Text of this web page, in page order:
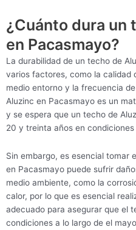
¿Cuánto dura un
en Pacasmayo?
La durabilidad de un techo de
varios factores, como la calidad
medio entorno y la frecuencia
Aluzinc en Pacasmayo es un
y se espera que un techo de
20 y treinta años en condiciones
Sin embargo, es esencial tomar
en Pacasmayo puede sufrir
medio ambiente, como la
calor, por lo que es esencial
adecuado para asegurar que el
condiciones a lo largo de el